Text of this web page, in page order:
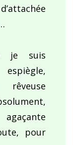
je suis
pour